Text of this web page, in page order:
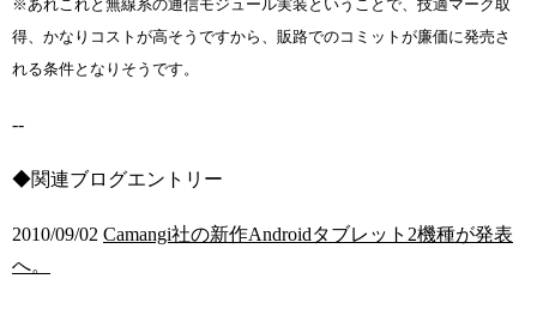
※あれこれと無線系の通信モジュール実装ということで、技適マーク取
得、かなりコストが高そうですから、販路でのコミットが廉価に発売さ
れる条件となりそうです。
--
◆関連ブログエントリー
2010/09/02 Camangi社の新作Androidタブレット2機種が発表
へ。